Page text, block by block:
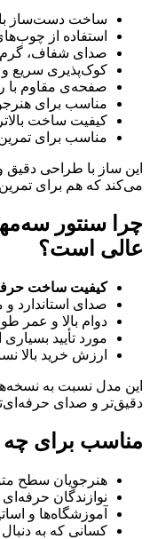
ساخت دست‌ساز با
استفاده از
صدای شفاف،
کوک‌پذیری سریع و
صفحه‌ی مقاوم با
مناسب برای
کیفیت ساخت
مناسب برای
این ساز با طراحی
می‌کند که هم برای
چرا سنتور
عالی است؟
کیفیت ساخت
صدای استاندارد
دوام بالا و عمر
مورد تأیید
ارزش خرید بالا
این مدل نسبت به
دقیق‌تر و صدای
مناسب برای
هنرجویان سطح
نوازندگان حرفه‌ای
آموزشگاه‌ها و
کسانی که به